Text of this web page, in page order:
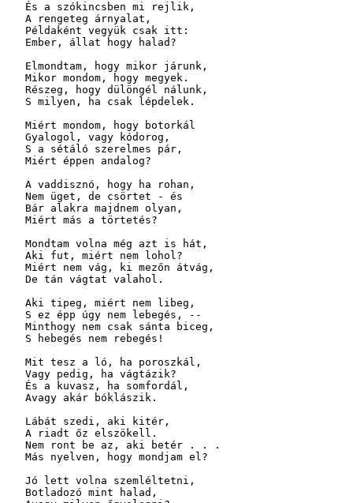
És a szókincsben mi rejlik,
A rengeteg árnyalat,
Példaként vegyük csak itt:
Ember, állat hogy halad?
Elmondtam, hogy mikor járunk,
Mikor mondom, hogy megyek.
Részeg, hogy dülöngél nálunk,
S milyen, ha csak lépdelek.
Miért mondom, hogy botorkál
Gyalogol, vagy kódorog,
S a sétáló szerelmes pár,
Miért éppen andalog?
A vaddisznó, hogy ha rohan,
Nem üget, de csörtet - és
Bár alakra majdnem olyan,
Miért más a törtetés?
Mondtam volna még azt is hát,
Aki fut, miért nem lohol?
Miért nem vág, ki mezőn átvág,
De tán vágtat valahol.
Aki tipeg, miért nem libeg,
S ez épp úgy nem lebegés, --
Minthogy nem csak sánta biceg,
S hebegés nem rebegés!
Mit tesz a ló, ha poroszkál,
Vagy pedig, ha vágtázik?
És a kuvasz, ha somfordál,
Avagy akár bóklászik.
Lábát szedi, aki kitér,
A riadt őz elszökell.
Nem ront be az, aki betér . . .
Más nyelven, hogy mondjam el?
Jó lett volna szemléltetni,
Botladozó mint halad,